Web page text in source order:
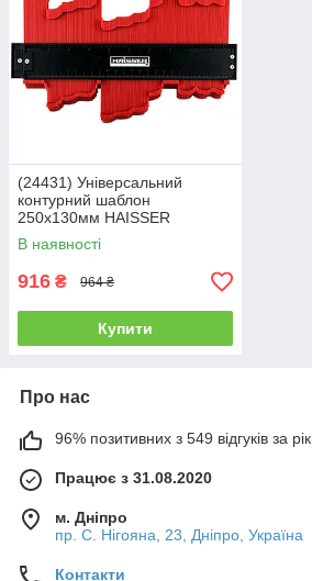
(24431) Універсальний
контурний шаблон
250х130мм HAISSER
В наявності
916 ₴ 964 ₴
Купити
Про нас
96% позитивних з 549 відгуків за рік
Працює з 31.08.2020
м. Дніпро
пр. С. Нігояна, 23, Дніпро, Україна
Контакти